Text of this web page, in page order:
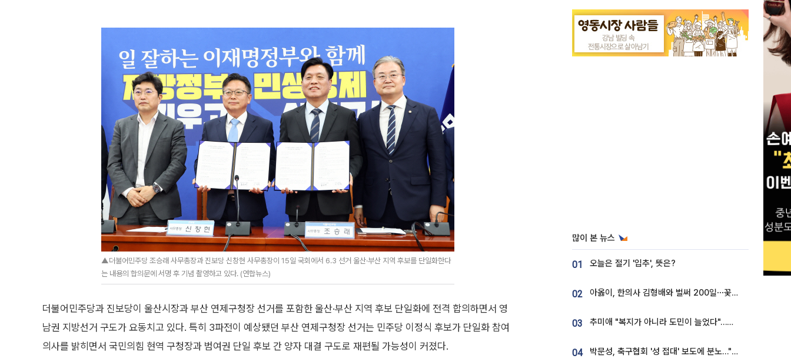
▲더불어민주당 조승래 사무총장과 진보당 신창현 사무총장이 15일 국회에서 6.3 선거 울산·부산 지역 후보를 단일화한다
는 내용의 합의문에 서명 후 기념 촬영하고 있다. (연합뉴스)
더불어민주당과 진보당이 울산시장과 부산 연제구청장 선거를 포함한 울산·부산 지역 후보 단일화에 전격 합의하면서 영
남권 지방선거 구도가 요동치고 있다. 특히 3파전이 예상됐던 부산 연제구청장 선거는 민주당 이정식 후보가 단일화 참여
의사를 밝히면서 국민의힘 현역 구청장과 범여권 단일 후보 간 양자 대결 구도로 재편될 가능성이 커졌다.
많이 본 뉴스
01 오늘은 절기 '입추', 뜻은?
02 아옳이, 한의사 김형배와 벌써 200일⋯꽃다발 들고 "프러포즈 아냐"
03 추미애 "복지가 아니라 도민이 늘었다"…재정난 책임론 정면돌파
04 박문성, 축구협회 '성 접대' 보도에 분노…"다 말아먹으려고 작정했나"